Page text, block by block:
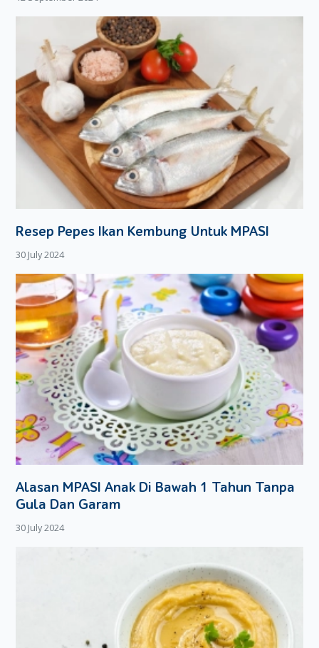
Resep Pepes Ikan Kembung Untuk MPASI
30 July 2024
Alasan MPASI Anak Di Bawah 1 Tahun Tanpa
Gula Dan Garam
30 July 2024